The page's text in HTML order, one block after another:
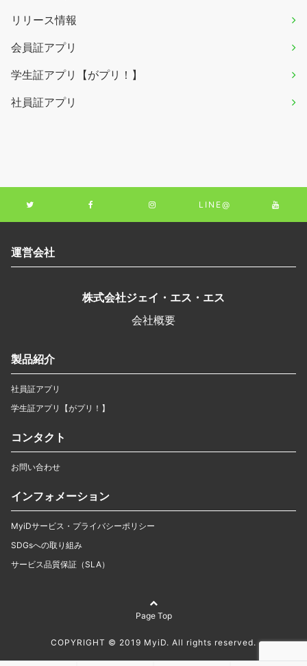
リリース情報
会員証アプリ
学生証アプリ【がプリ！】
社員証アプリ
LINE@
運営会社
株式会社ジェイ・エス・エス
会社概要
製品紹介
社員証アプリ
学生証アプリ【がプリ！】
コンタクト
お問い合わせ
インフォメーション
MyiDサービス・プライバシーポリシー
SDGsへの取り組み
サービス品質保証（SLA）
Page Top
COPYRIGHT © 2019 MyiD. All rights reserved.